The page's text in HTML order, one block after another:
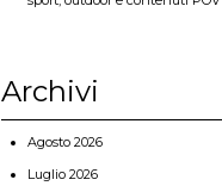
Archivi
Agosto 2026
Luglio 2026